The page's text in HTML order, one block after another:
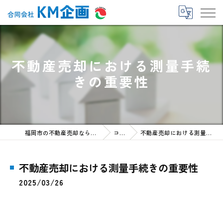
不動産売却における測量手続
きの重要性
福岡市の不動産売却なら合同会社KM企画 コラム 不動産売却における測量手続きの重要性
不動産売却における測量手続きの重要性
2025/03/26